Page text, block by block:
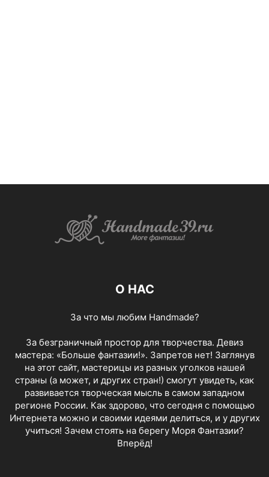
О НАС
За что мы любим Handmade?
За безграничный простор для творчества. Девиз
мастера: «Больше фантазии!». Запретов нет! Заглянув
на этот сайт, мастерицы из разных уголков нашей
страны (а может, и других стран!) смогут увидеть, как
развивается творческая мысль в самом западном
регионе России. Как здорово, что сегодня с помощью
Интернета можно и своими идеями делиться, и у других
учиться! Зачем стоять на берегу Моря Фантазии?
Вперёд!